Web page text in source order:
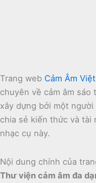
Trang web Cảm Âm Việt
chuyên về cảm âm sáo
xây dựng bởi một
chia sẻ kiến thức và tài
nhạc cụ này.
Nội dung chính của
Thư viện cảm âm đa